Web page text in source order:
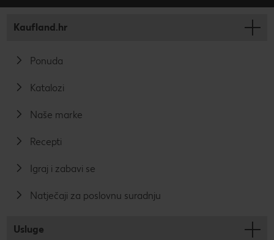
Kaufland.hr
Ponuda
Katalozi
Naše marke
Recepti
Igraj i zabavi se
Natječaji za poslovnu suradnju
Usluge